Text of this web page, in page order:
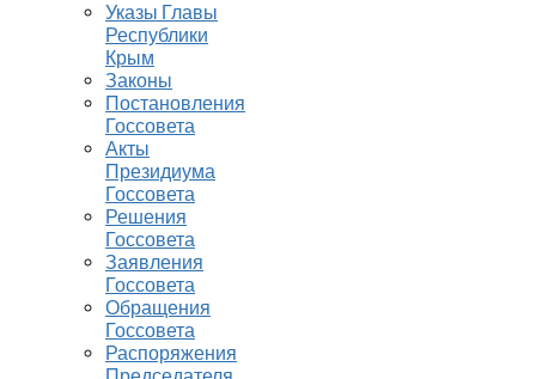
Указы Главы
Республики
Крым
Законы
Постановления
Госсовета
Акты
Президиума
Госсовета
Решения
Госсовета
Заявления
Госсовета
Обращения
Госсовета
Распоряжения